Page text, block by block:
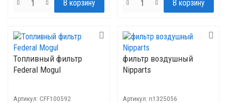
Топливный фильтр
Federal Mogul
Артикул: CFF100592
фильтр воздушный
Nipparts
Артикул: n1325056